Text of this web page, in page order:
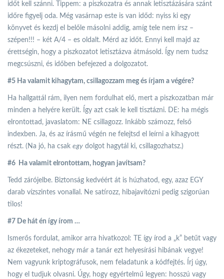
időt kell szánni. Tippem: a piszkozatra és annak letisztázására szánt
időre figyelj oda. Még vasárnap este is van időd: nyiss ki egy
könyvet és kezdj el belőle másolni addig, amíg tele nem írsz –
szépen!!! – két A/4 – es oldalt. Mérd az időt. Ennyi kell majd az
érettségin, hogy a piszkozatot letisztázva átmásold. Így nem tudsz
megcsúszni, és időben befejezed a dolgozatot.
#5 Ha valamit kihagytam, csillagozzam meg és írjam a végére?
Ha hallgattál rám, ilyen nem fordulhat elő, mert a piszkozatban már
minden a helyére került. Így azt csak le kell tisztázni. DE: ha mégis
elrontottad, javaslatom: NE csillagozz. Inkább számozz, felső
indexben. Ja, és az írásmű végén ne felejtsd el leírni a kihagyott
részt. (Na jó, ha csak egy dolgot hagytál ki, csillagozhatsz.)
#6 Ha valamit elrontottam, hogyan javítsam?
Tedd zárójelbe. Biztonság kedvéért át is húzhatod, egy, azaz EGY
darab vízszintes vonallal. Ne satírozz, hibajavítózni pedig szigorúan
tilos!
#7 De hát én így írom …
Ismerős fordulat, amikor arra hivatkozol: TE így írod a „k” betűt vagy
az ékezeteket, nehogy már a tanár ezt helyesírási hibának vegye!
Nem vagyunk kriptográfusok, nem feladatunk a kódfejtés. Írj úgy,
hogy el tudjuk olvasni. Úgy, hogy egyértelmű legyen: hosszú vagy